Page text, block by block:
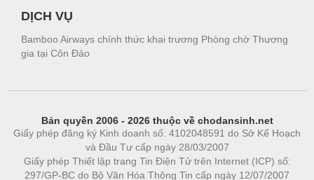
DỊCH VỤ
Bamboo Airways chính thức khai trương Phòng chờ Thương
gia tại Côn Đảo
Bản quyền 2006 - 2026 thuộc về chodansinh.net
Giấy phép đăng ký Kinh doanh số: 4102048591 do Sở Kế Hoạch
và Đầu Tư cấp ngày 28/03/2007
Giấy phép Thiết lập trang Tin Điện Tử trên Internet (ICP) số:
297/GP-BC do Bộ Văn Hóa Thông Tin cấp ngày 12/07/2007